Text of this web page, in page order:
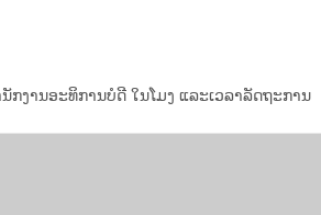
ານອະທິການບໍດີ ໃນໂມງ ແລະເວລາລັດຖະການ